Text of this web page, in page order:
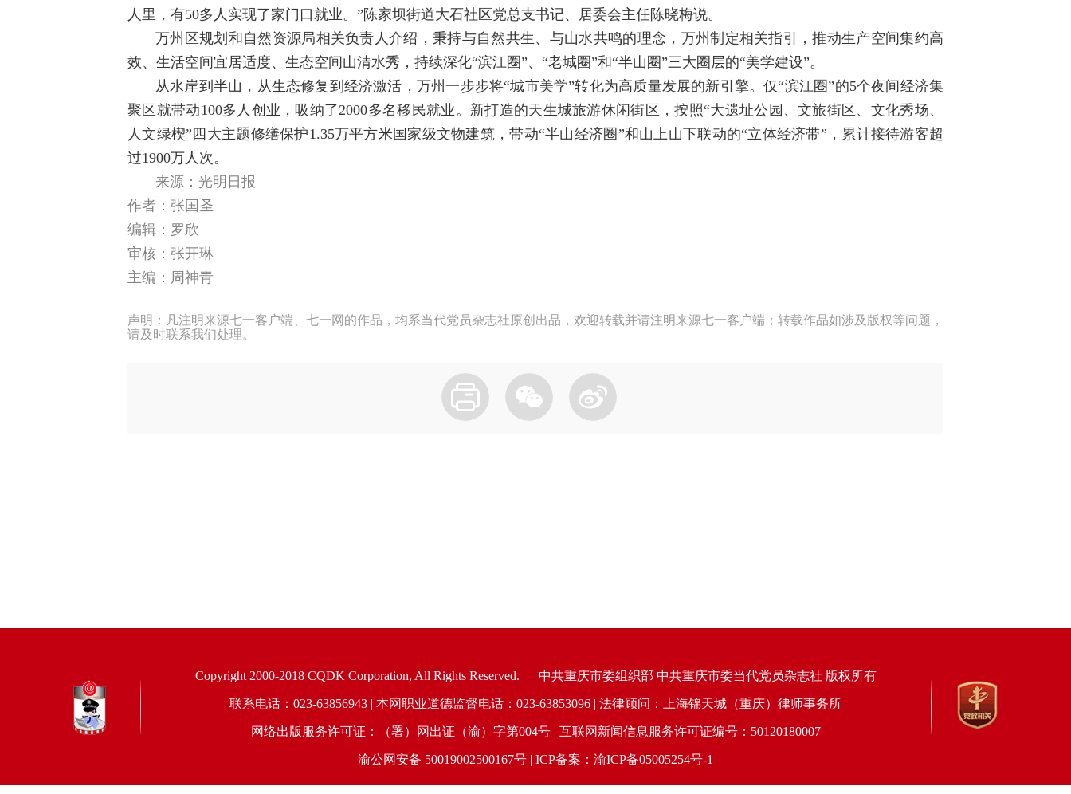
人里，有50多人实现了家门口就业。”陈家坝街道大石社区党总支书记、居委会主任陈晓梅说。
万州区规划和自然资源局相关负责人介绍，秉持与自然共生、与山水共鸣的理念，万州制定相关指引，推动生产空间集约高
效、生活空间宜居适度、生态空间山清水秀，持续深化“滨江圈”、“老城圈”和“半山圈”三大圈层的“美学建设”。
从水岸到半山，从生态修复到经济激活，万州一步步将“城市美学”转化为高质量发展的新引擎。仅“滨江圈”的5个夜间经济集
聚区就带动100多人创业，吸纳了2000多名移民就业。新打造的天生城旅游休闲街区，按照“大遗址公园、文旅街区、文化秀场、
人文绿楔”四大主题修缮保护1.35万平方米国家级文物建筑，带动“半山经济圈”和山上山下联动的“立体经济带”，累计接待游客超
过1900万人次。
来源：光明日报
作者：张国圣
编辑：罗欣
审核：张开琳
主编：周神青
声明：凡注明来源七一客户端、七一网的作品，均系当代党员杂志社原创出品，欢迎转载并请注明来源七一客户端；转载作品如涉及版权等问题，
请及时联系我们处理。
Copyright 2000-2018 CQDK Corporation, All Rights Reserved. 中共重庆市委组织部 中共重庆市委当代党员杂志社 版权所有
联系电话：023-63856943 | 本网职业道德监督电话：023-63853096 | 法律顾问：上海锦天城（重庆）律师事务所
网络出版服务许可证：（署）网出证（渝）字第004号 | 互联网新闻信息服务许可证编号：50120180007
渝公网安备 50019002500167号 | ICP备案：渝ICP备05005254号-1